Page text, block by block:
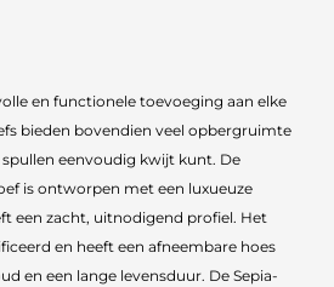
en functionele toevoeging aan elke
bieden bovendien veel opbergruimte
eenvoudig kwijt kunt. De
is ontworpen met een luxueuze
een zacht, uitnodigend profiel. Het
en heeft een afneembare hoes
en een lange levensduur. De Sepia-